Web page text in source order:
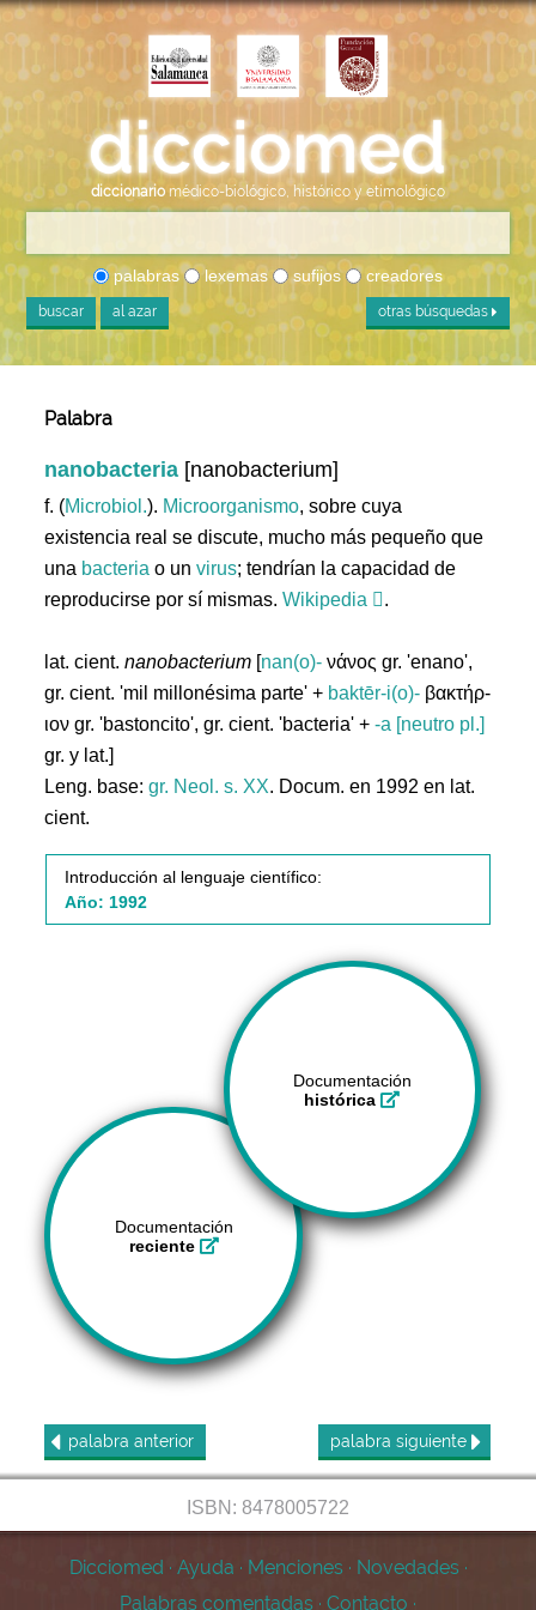
diccionario médico-biológico, histórico y etimológico
palabras lexemas sufijos creadores
buscar al azar otras búsquedas
Palabra
nanobacteria [nanobacterium]
f. (Microbiol.). Microorganismo, sobre cuya
existencia real se discute, mucho más pequeño que
una bacteria o unvirus; tendrían la capacidad de
reproducirse por sí mismas.Wikipedia .
lat. cient.nanobacterium [nan(o)- νάνος gr. 'enano',
gr. cient. 'mil millonésima parte' + baktēr-i(o)- βακτήρ-
ιον gr. 'bastoncito', gr. cient. 'bacteria' +-a [neutro pl.]
gr. y lat.]
Leng. base:gr. Neol. s. XX. Docum. en 1992 en lat.
cient.
Introducción al lenguaje científico:
Año: 1992
Documentación
histórica
Documentación
reciente
palabra anterior palabra siguiente
ISBN: 8478005722
Dicciomed · Ayuda · Menciones · Novedades ·
Palabras comentadas · Contacto ·